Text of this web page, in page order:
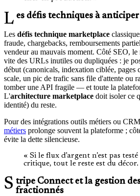
Les défis techniques à
Les défis technique marketplace
fraude, chargebacks, remboursements
vendeur au mauvais moment. Côté SEO,
vite des URLs inutiles ou dupliquées : je
début (canonicals, indexation ciblée, pages
scale, un pic de trafic sans file d'attente ou
tomber une API fragile — et toute la
L'architecture marketplace doit isoler ce
identité) du reste.
Pour des intégrations outils métiers ou
métiers prolonge souvent la plateforme ;
évite la dette silencieuse.
« Si le flux d’argent n’est pas
critique, tout le reste est du décor.
Stripe Connect et la gestion des paiements fractionnés